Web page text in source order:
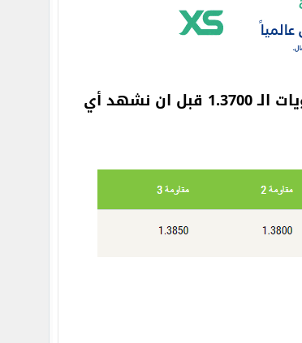
ومن الناحية الفنية مازالت التداولات في نطاق سلبي وقد نشهد سريعاً مستويات الـ 1.3700 قبل ان نشهد أي